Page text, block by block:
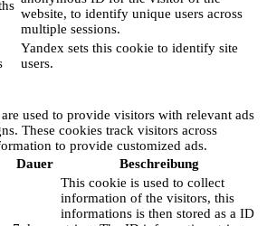
website, to identify unique users across
multiple sessions.
Yandex sets this cookie to identify site
users.
used to provide visitors with relevant ads
These cookies track visitors across
to provide customized ads.
Dauer Beschreibung
This cookie is used to collect
information of the visitors, this
informations is then stored as a ID